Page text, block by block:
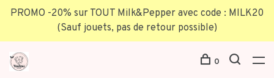
PROMO -20% sur TOUT Milk&Pepper avec code : MILK20
(Sauf jouets, pas de retour possible)
0